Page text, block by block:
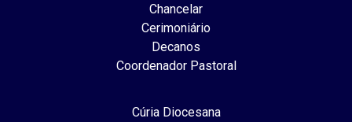
Chancelar
Cerimoniário
Decanos
Coordenador Pastoral
Cúria Diocesana